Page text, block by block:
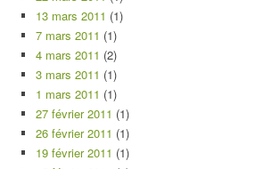
13 mars 2011 (1)
7 mars 2011 (1)
4 mars 2011 (2)
3 mars 2011 (1)
1 mars 2011 (1)
27 février 2011 (1)
26 février 2011 (1)
19 février 2011 (1)